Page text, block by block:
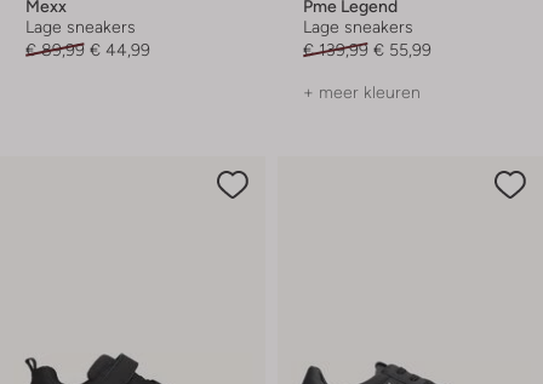
Mexx
Lage sneakers
€ 89,99 € 44,99
Pme Legend
Lage sneakers
€ 139,99 € 55,99
+ meer kleuren